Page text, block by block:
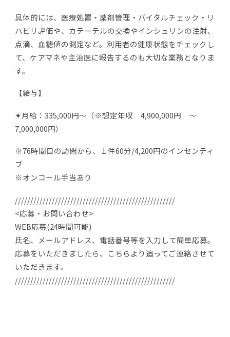
具体的には、医療処置・薬剤管理・バイタルチェック・リ
ハビリ評価や、カテーテルの交換やインシュリンの注射、
点滴、血糖値の測定など。利用者の健康状態をチェックし
て、ケアマネや主治医に報告するのも大切な業務となりま
す。
【給与】
✦月給：335,000円～（※想定年収 4,900,000円 ～
7,000,000円）
※76時間目の訪問から、１件60分/4,200円のインセンティ
ブ
※オンコール手当あり
////////////////////////////////////////////////////
<応募・お問い合わせ>
WEB応募(24時間可能)
氏名、メールアドレス、電話番号等を入力して簡単応募。
応募をいただきましたら、こちらより追ってご連絡させて
いただきます。
////////////////////////////////////////////////////